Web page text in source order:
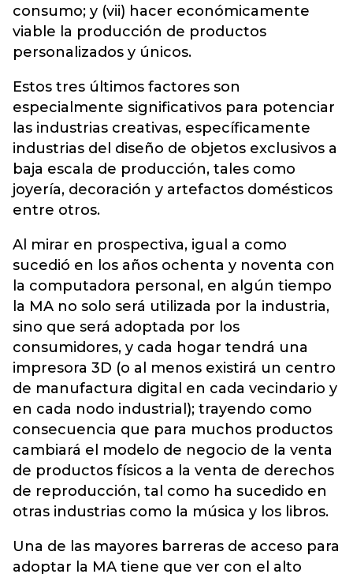
consumo; y (vii) hacer económicamente
viable la producción de productos
personalizados y únicos.
Estos tres últimos factores son
especialmente significativos para potenciar
las industrias creativas, específicamente
industrias del diseño de objetos exclusivos a
baja escala de producción, tales como
joyería, decoración y artefactos domésticos
entre otros.
Al mirar en prospectiva, igual a como
sucedió en los años ochenta y noventa con
la computadora personal, en algún tiempo
la MA no solo será utilizada por la industria,
sino que será adoptada por los
consumidores, y cada hogar tendrá una
impresora 3D (o al menos existirá un centro
de manufactura digital en cada vecindario y
en cada nodo industrial); trayendo como
consecuencia que para muchos productos
cambiará el modelo de negocio de la venta
de productos físicos a la venta de derechos
de reproducción, tal como ha sucedido en
otras industrias como la música y los libros.
Una de las mayores barreras de acceso para
adoptar la MA tiene que ver con el alto